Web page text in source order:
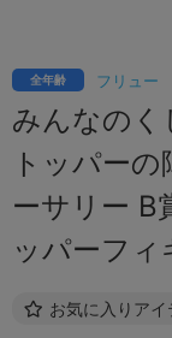
フリュー
全年齢
みんなのく
トッパー
ーサリー B
ッパーフィ
お気に入りアイ